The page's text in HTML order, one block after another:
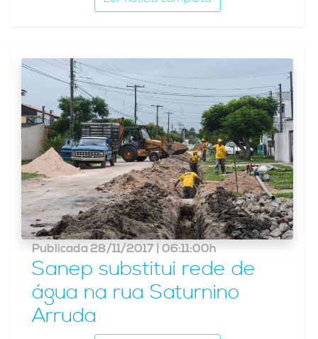
Publicada 28/11/2017 | 06:11:00h
Sanep substitui rede de
água na rua Saturnino
Arruda